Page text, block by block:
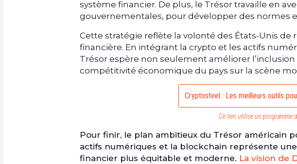
système financier. De plus, le Trésor travaille en
gouvernementales, pour développer des normes
Cette stratégie reflète la volonté des États-Unis de
financière. En intégrant la crypto et les actifs
Trésor espère non seulement améliorer
compétitivité économique du pays sur la scène
Cryptosteel : Les meilleurs outils
Ce lien utilise un programme
Pour finir, le plan ambitieux du Trésor américain
actifs numériques et la blockchain représente
financier plus équitable et moderne. La vision de